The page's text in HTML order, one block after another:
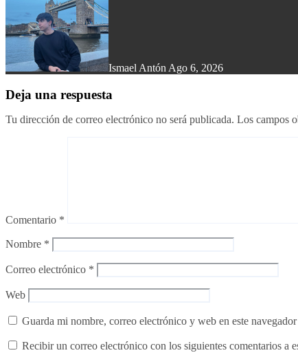
Ismael Antón Ago 6, 2026
Deja una respuesta
Tu dirección de correo electrónico no será publicada. Los campos
Comentario *
Nombre *
Correo electrónico *
Web
Guarda mi nombre, correo electrónico y web en este
Recibir un correo electrónico con los siguientes comentarios a